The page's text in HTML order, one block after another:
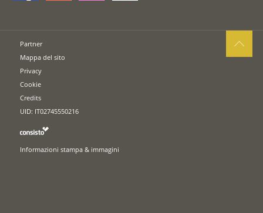
Partner
Mappa del sito
Privacy
Cookie
Credits
UID: IT02745550216
Informazioni stampa & immagini